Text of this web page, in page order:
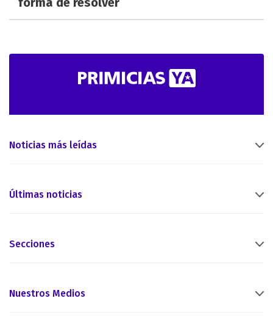
Noticias más leídas
Últimas noticias
Secciones
Nuestros Medios